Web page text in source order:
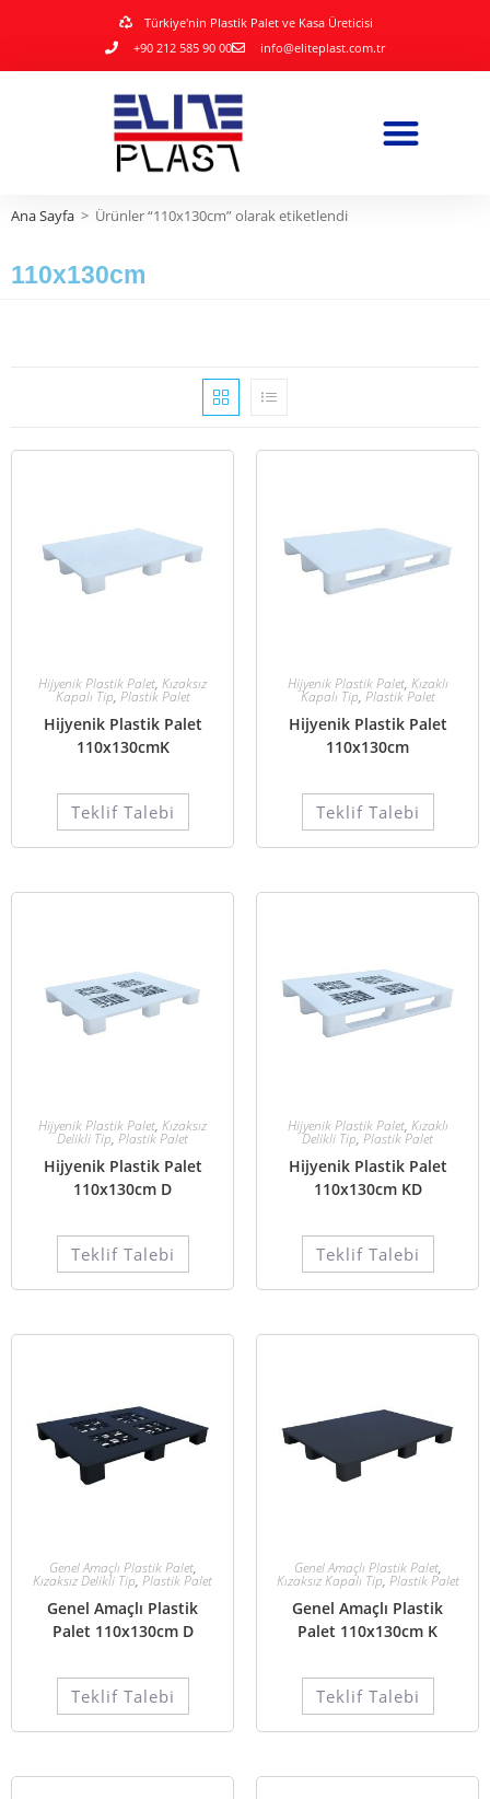
Türkiye'nin Plastik Palet ve Kasa Üreticisi
+90 212 585 90 00
info@eliteplast.com.tr
Ana Sayfa > Ürünler “110x130cm” olarak etiketlendi
110x130cm
Hijyenik Plastik Palet, Kızaksız
Kapalı Tip, Plastik Palet
Hijyenik Plastik Palet
110x130cmK
Teklif Talebi
Hijyenik Plastik Palet, Kızaklı
Kapalı Tip, Plastik Palet
Hijyenik Plastik Palet
110x130cm
Teklif Talebi
Hijyenik Plastik Palet, Kızaksız
Delikli Tip, Plastik Palet
Hijyenik Plastik Palet
110x130cm D
Teklif Talebi
Hijyenik Plastik Palet, Kızaklı
Delikli Tip, Plastik Palet
Hijyenik Plastik Palet
110x130cm KD
Teklif Talebi
Genel Amaçlı Plastik Palet,
Kızaksız Delikli Tip, Plastik Palet
Genel Amaçlı Plastik
Palet 110x130cm D
Teklif Talebi
Genel Amaçlı Plastik Palet,
Kızaksız Kapalı Tip, Plastik Palet
Genel Amaçlı Plastik
Palet 110x130cm K
Teklif Talebi